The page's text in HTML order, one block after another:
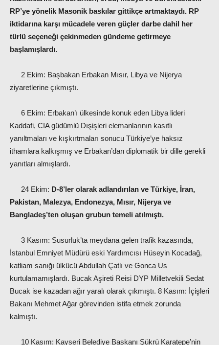
RP’ye yönelik Masonik baskılar gittikçe artmaktaydı. RP
iktidarına karşı mücadele veren güçler darbe dahil her
türlü seçeneği çekinmeden gündeme getirmeye
başlamışlardı.
2 Ekim: Başbakan Erbakan Mısır, Libya ve Nijerya
ziyaretlerine çıkmıştı.
6 Ekim: Erbakan’ı ülkesinde konuk eden Libya lideri
Kaddafi, CIA güdümlü Dışişleri elemanlarının kasıtlı
yanıltmaları ve kışkırtmaları sonucu Türkiye’ye haksız
ithamlara kalkışmış ve Erbakan’dan diplomatik bir dille gerekli
yanıtları almışlardı.
24 Ekim: D-8’ler olarak adlandırılan ve Türkiye, İran,
Pakistan, Malezya, Endonezya, Mısır, Nijerya ve
Bangladeş’ten oluşan grubun temeli atılmıştı.
3 Kasım: Susurluk’ta meydana gelen trafik kazasında,
İstanbul Emniyet Müdürü eski Yardımcısı Hüseyin Kocadağ,
katliam sanığı ülkücü Abdullah Çatlı ve Gonca Us
kurtulamamışlardı. Bucak Aşireti Reisi DYP Milletvekili Sedat
Bucak ise kazadan ağır yaralı olarak çıkmıştı. 8 Kasım: İçişleri
Bakanı Mehmet Ağar görevinden istifa etmek zorunda
kalmıştı.
10 Kasım: Kayseri Belediye Başkanı Şükrü Karatepe’nin